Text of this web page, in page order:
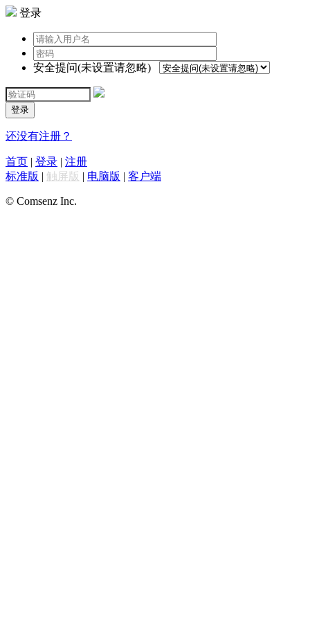
登录
安全提问(未设置请忽略)
登录
还没有注册？
首页 | 登录 | 注册
标准版 | 触屏版 | 电脑版 | 客户端
© Comsenz Inc.